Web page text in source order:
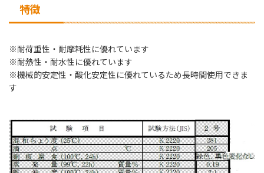
特徴
※耐荷重性・耐摩耗性に優れています
※耐熱性・耐水性に優れています
※機械的安定性・酸化安定性に優れているため長時間使用できま
す